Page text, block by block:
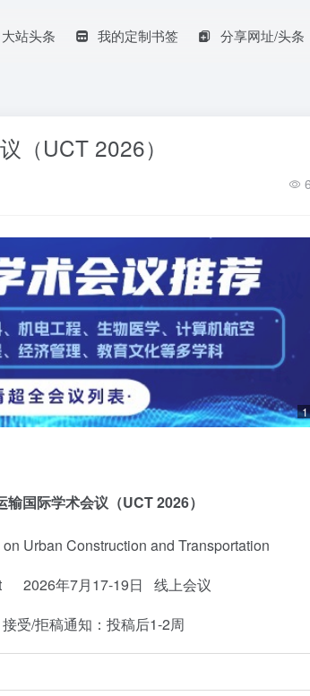
大站头条 我的定制书签 分享网址/头条
（UCT 2026）
1
国际学术会议（UCT 2026）
Urban Construction and Transportation
2026年7月17-19日 线上会议
受/拒稿通知：投稿后1-2周